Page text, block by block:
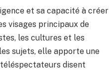
et sa capacité à créer
visages principaux de
les cultures et les
sujets, elle apporte une
disent